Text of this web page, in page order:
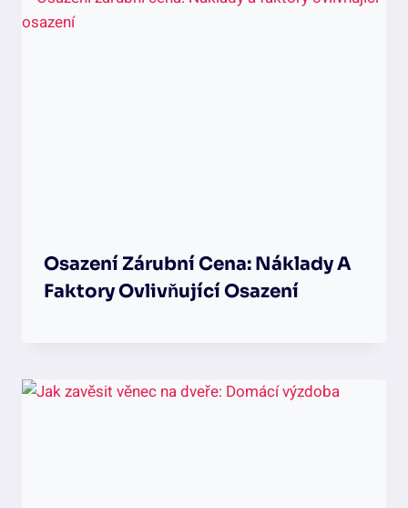
Osazení Zárubní Cena: Náklady A
Faktory Ovlivňující Osazení